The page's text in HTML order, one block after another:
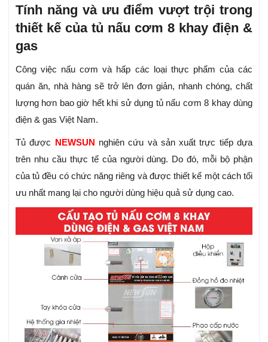
Tính năng và ưu điểm vượt trội trong
thiết kế của tủ nấu cơm 8 khay điện &
gas
Công việc nấu cơm và hấp các loại thực phẩm của các
quán ăn, nhà hàng sẽ trở lên đơn giản, nhanh chóng, chất
lượng hơn bao giờ hết khi sử dụng tủ nấu cơm 8 khay dùng
điện & gas Việt Nam.
Tủ được NEWSUN nghiên cứu và sản xuất trực tiếp dựa
trên nhu cầu thực tế của người dùng. Do đó, mỗi bộ phận
của tủ đều có chức năng riêng và được thiết kế một cách tối
ưu nhất mang lại cho người dùng hiệu quả sử dụng cao.